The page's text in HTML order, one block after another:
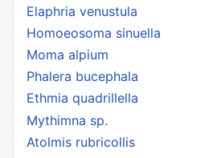
Elaphria venustula
Homoeosoma sinuella
Moma alpium
Phalera bucephala
Ethmia quadrillella
Mythimna sp.
Atolmis rubricollis